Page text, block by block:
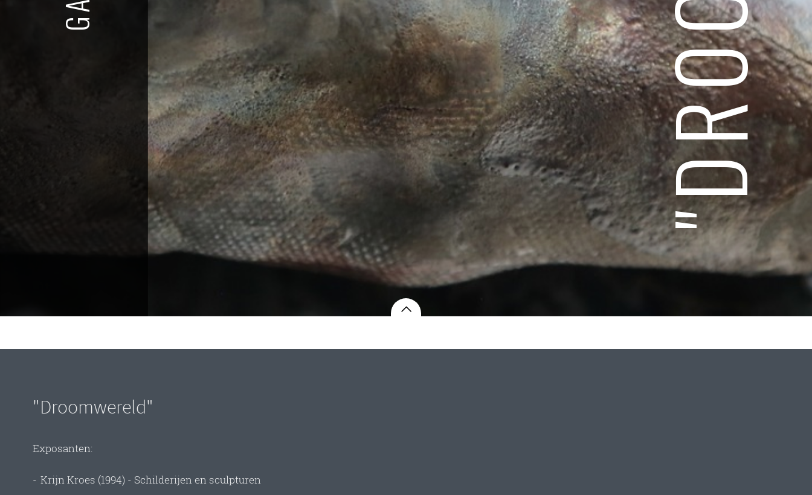
"Droomwereld"
Exposanten:
- Krijn Kroes (1994) - Schilderijen en sculpturen